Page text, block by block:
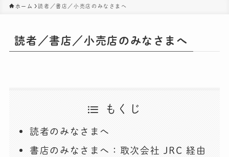
ホーム 読者／書店／小売店のみなさまへ
読者／書店／小売店のみなさまへ
もくじ
読者のみなさまへ
書店のみなさまへ：取次会社 JRC 経由